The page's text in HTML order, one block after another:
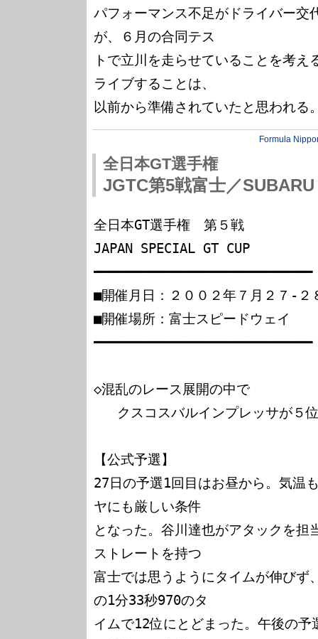
パフォーマンス不足がドライバー交
が、６月の合同テス
トで立川を走らせていることを考
ライブすることは、
Formula
全日本GT選手権
JGTC第5戦富士／
全日本GT選手権　第５戦
JAPAN SPECIAL GT CUP
━━━━━━━━━━━━━━━━━━━━━━━━━━━━
■開催月日：２００２年７月２７-２
■開催場所：富士スピードウェイ
━━━━━━━━━━━━━━━━━━━━━━━━━━━━
◇混乱のレース展開の中で
【公式予選】
27日の予選1回目はお昼から。気温
ヤにも厳しい条件
となった。谷川達也がアタックを
ストレートを持つ
富士では思うようにタイムが伸びず
の1分33秒970のタ
イムで12位にとどまった。午後の